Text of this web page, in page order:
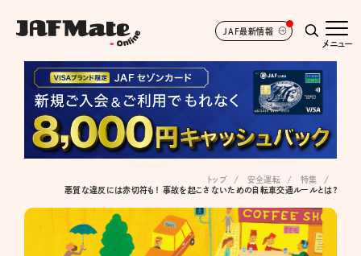
JAF最新情報
メニュー
トップ 安全運転
特集
悪質な違反には赤切符も！ 事故を起こさないための自転車交通ルールとは？